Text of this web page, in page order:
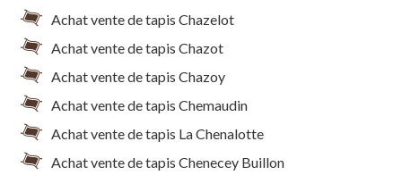
Achat vente de tapis Chazelot
Achat vente de tapis Chazot
Achat vente de tapis Chazoy
Achat vente de tapis Chemaudin
Achat vente de tapis La Chenalotte
Achat vente de tapis Chenecey Buillon